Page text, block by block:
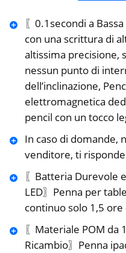
〖0.1secondi a
con una scrittura di
altissima precisione,
nessun punto di
dell’inclinazione,
elettromagnetica
pencil con un tocco
In caso di domande,
venditore, ti
〖Batteria Durevole
LED〗Penna per
continuo solo 1,5 ore
〖Materiale POM da
Ricambio〗Penna